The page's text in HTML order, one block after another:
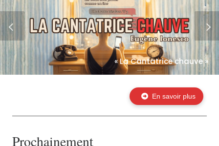
« La Cantatrice chauve »
En savoir plus
Prochainement